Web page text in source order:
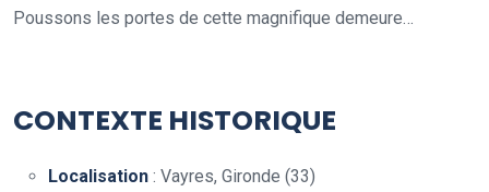
Poussons les portes de cette magnifique demeure…
CONTEXTE HISTORIQUE
Localisation : Vayres, Gironde (33)